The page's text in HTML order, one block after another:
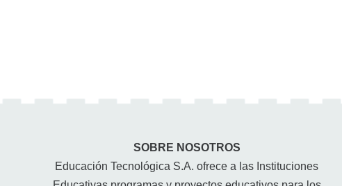
SOBRE NOSOTROS
Educación Tecnológica S.A. ofrece a las Instituciones